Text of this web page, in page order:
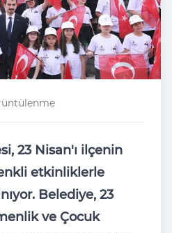
23 Nisan'ı ilçenin
etkinliklerle
Belediye, 23
ve Çocuk